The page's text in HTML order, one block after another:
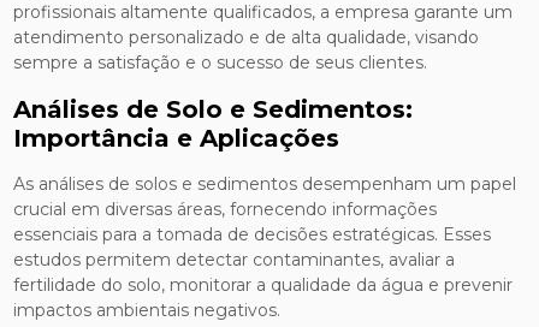
profissionais altamente qualificados, a empresa garante um
atendimento personalizado e de alta qualidade, visando
sempre a satisfação e o sucesso de seus clientes.
Análises de Solo e Sedimentos:
Importância e Aplicações
As análises de solos e sedimentos desempenham um papel
crucial em diversas áreas, fornecendo informações
essenciais para a tomada de decisões estratégicas. Esses
estudos permitem detectar contaminantes, avaliar a
fertilidade do solo, monitorar a qualidade da água e prevenir
impactos ambientais negativos.